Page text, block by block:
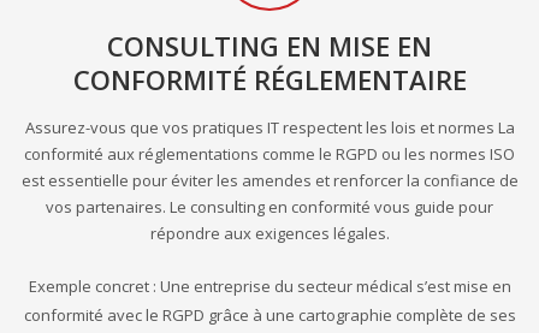
CONSULTING EN MISE EN
CONFORMITÉ RÉGLEMENTAIRE
Assurez-vous que vos pratiques IT respectent les lois et normes La
conformité aux réglementations comme le RGPD ou les normes ISO
est essentielle pour éviter les amendes et renforcer la confiance de
vos partenaires. Le consulting en conformité vous guide pour
répondre aux exigences légales.
Exemple concret : Une entreprise du secteur médical s’est mise en
conformité avec le RGPD grâce à une cartographie complète de ses